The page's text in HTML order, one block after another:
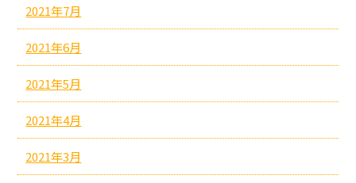
2021年7月
2021年6月
2021年5月
2021年4月
2021年3月